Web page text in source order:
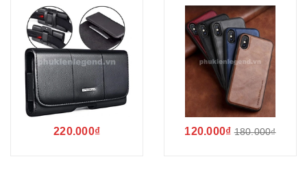
20 / S22 / S23 ultra và
các dòng máy từ 6.7
inch trở xuống hiệu
HOTCASE Nuoku
Elegant and Royal phiên
bản đeo thắt lưng (có
ngăn đựng thẻ, nắp gập
hít nam châm)
220.000₫ 120.000₫ 180.000₫